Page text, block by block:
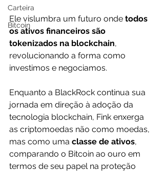
Carteira
Bitcoin
Ele vislumbra um futuro onde todos
os ativos financeiros são
tokenizados na blockchain,
revolucionando a forma como
investimos e negociamos.
Enquanto a BlackRock continua sua
jornada em direção à adoção da
tecnologia blockchain, Fink enxerga
as criptomoedas não como moedas,
mas como uma classe de ativos,
comparando o Bitcoin ao ouro em
termos de seu papel na proteção